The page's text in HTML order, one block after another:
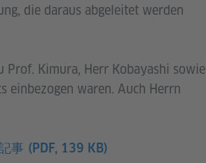
die daraus abgeleitet werden
Prof. Kimura, Herr Kobayashi sowie
einbezogen waren. Auch Herrn
事 (PDF, 139 KB)